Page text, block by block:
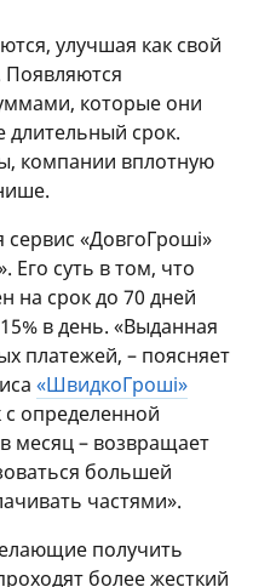
улучшая как свой
Появляются
которые они
длительный срок.
компании вплотную
сервис «ДовгоГроші»
Его суть в том, что
на срок до 70 дней
в день. «Выданная
платежей, – поясняет
«ШвидкоГрошi»
определенной
месяц – возвращает
большей
частями».
получить
более жесткий